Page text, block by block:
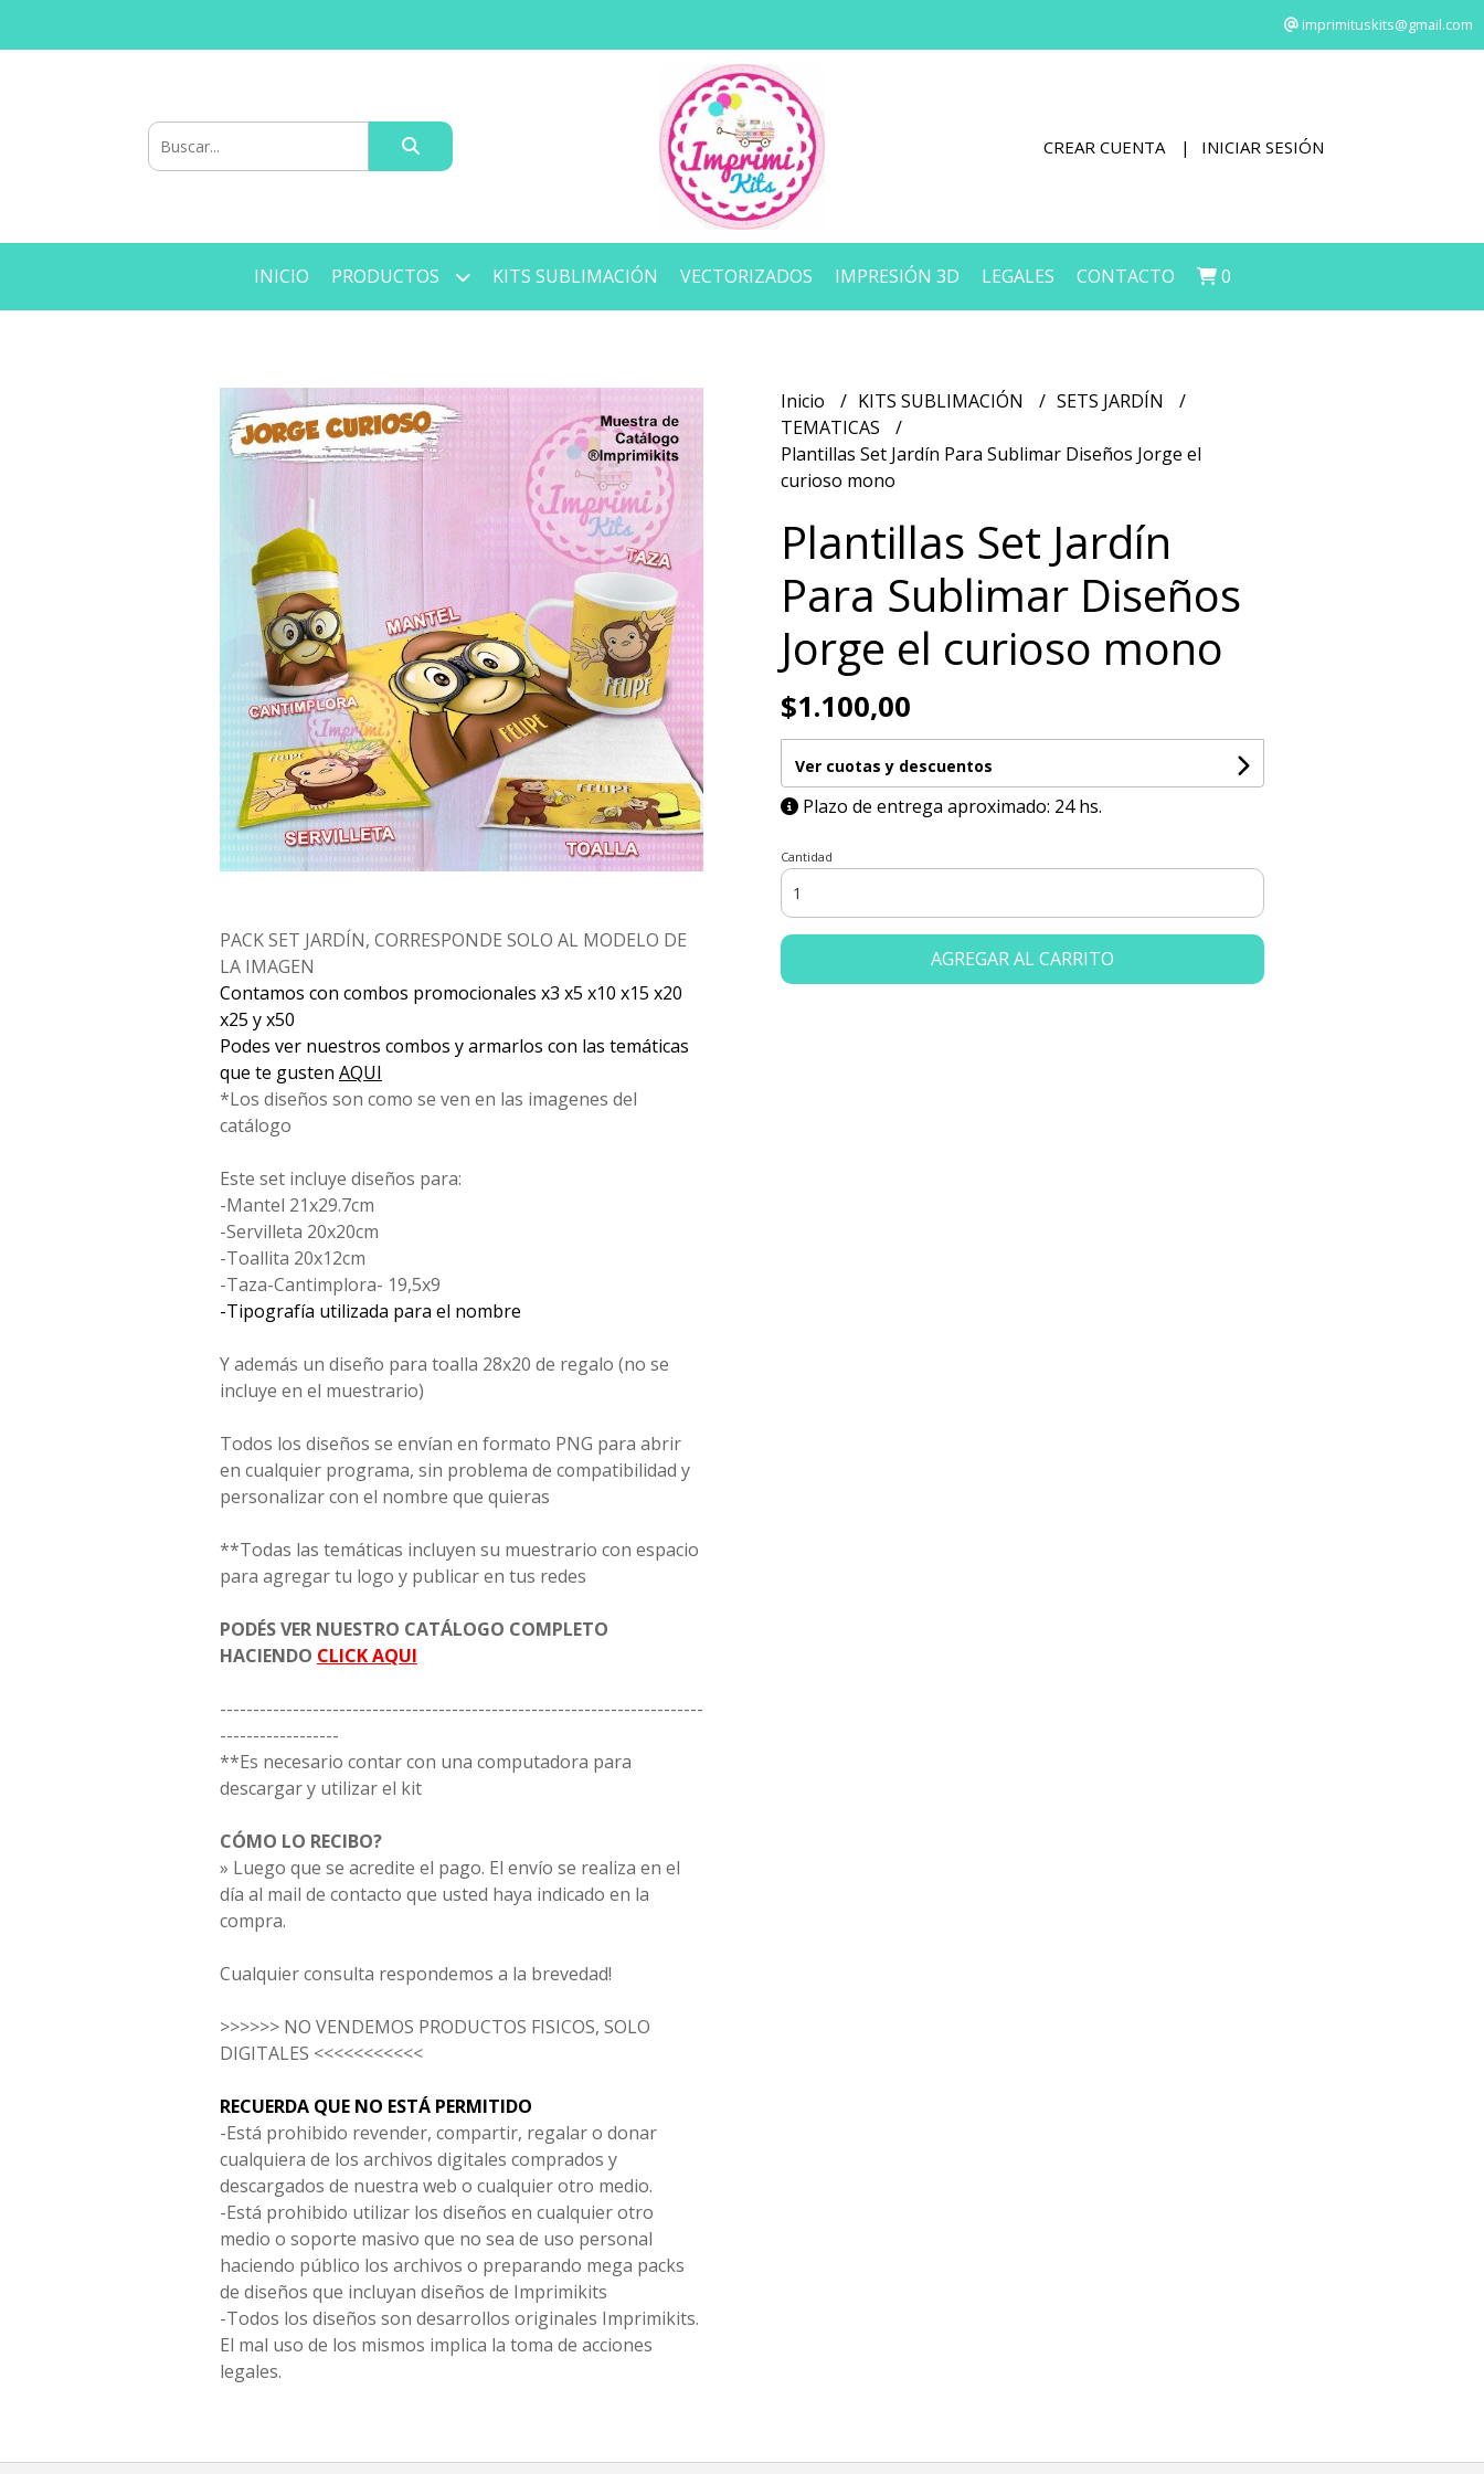
imprimituskits@gmail.com
CREAR CUENTA INICIAR SESIÓN
INICIO PRODUCTOS KITS SUBLIMACIÓN VECTORIZADOS IMPRESIÓN 3D LEGALES CONTACTO 0
PACK SET JARDÍN, CORRESPONDE SOLO AL MODELO DE
LA IMAGEN
Contamos con combos promocionales x3 x5 x10 x15 x20
x25 y x50
Podes ver nuestros combos y armarlos con las temáticas
que te gusten AQUI
*Los diseños son como se ven en las imagenes del
catálogo
Este set incluye diseños para:
-Mantel 21x29.7cm
-Servilleta 20x20cm
-Toallita 20x12cm
-Taza-Cantimplora- 19,5x9
-Tipografía utilizada para el nombre
Y además un diseño para toalla 28x20 de regalo (no se
incluye en el muestrario)
Todos los diseños se envían en formato PNG para abrir
en cualquier programa, sin problema de compatibilidad y
personalizar con el nombre que quieras
**Todas las temáticas incluyen su muestrario con espacio
para agregar tu logo y publicar en tus redes
PODÉS VER NUESTRO CATÁLOGO COMPLETO
HACIENDO CLICK AQUI
-------------------------------------------------------------------------
------------------
**Es necesario contar con una computadora para
descargar y utilizar el kit
CÓMO LO RECIBO?
» Luego que se acredite el pago. El envío se realiza en el
día al mail de contacto que usted haya indicado en la
compra.
Cualquier consulta respondemos a la brevedad!
>>>>>> NO VENDEMOS PRODUCTOS FISICOS, SOLO
DIGITALES <<<<<<<<<<<
RECUERDA QUE NO ESTÁ PERMITIDO
-Está prohibido revender, compartir, regalar o donar
cualquiera de los archivos digitales comprados y
descargados de nuestra web o cualquier otro medio.
-Está prohibido utilizar los diseños en cualquier otro
medio o soporte masivo que no sea de uso personal
haciendo público los archivos o preparando mega packs
de diseños que incluyan diseños de Imprimikits
-Todos los diseños son desarrollos originales Imprimikits.
El mal uso de los mismos implica la toma de acciones
legales.
Inicio KITS SUBLIMACIÓN
SETS JARDÍN
TEMATICAS
Plantillas Set Jardín Para Sublimar Diseños Jorge el
curioso mono
Plantillas Set Jardín
Para Sublimar Diseños
Jorge el curioso mono
$1.100,00
Ver cuotas y descuentos
Plazo de entrega aproximado: 24 hs.
Cantidad
AGREGAR AL CARRITO